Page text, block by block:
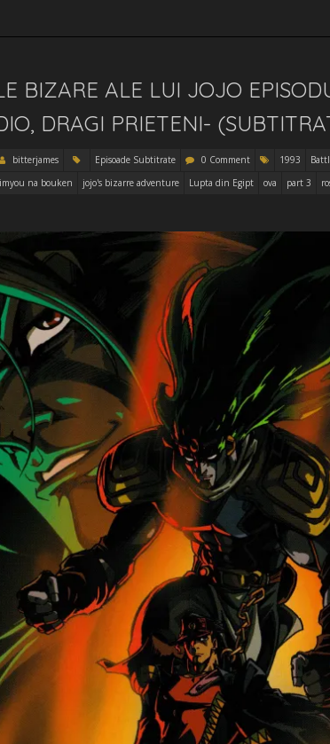
BIZARE ALE LUI JOJO
DRAGI PRIETENI-
bitterjames Episoade Subtitrate 0 Comment 1993
na bouken jojo's bizarre adventure Lupta din Egipt ova part 3